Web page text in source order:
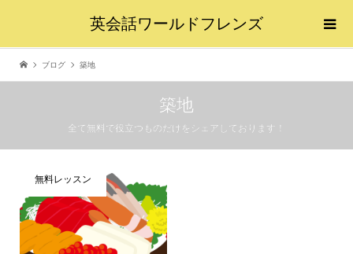
英会話ワールドフレンズ
ブログ 築地
築地
全て無料で役立つものだけをシェアしております！
無料レッスン